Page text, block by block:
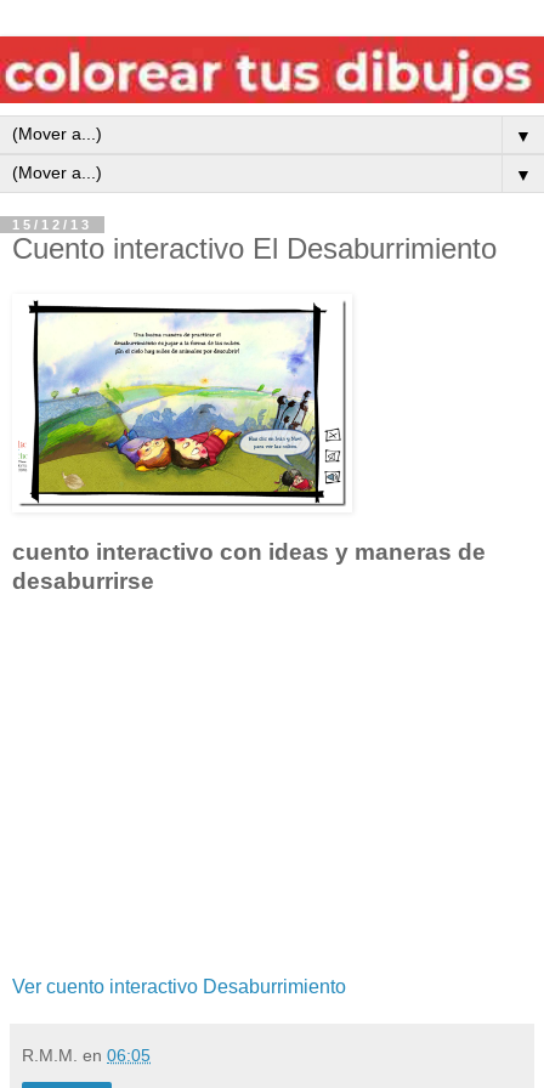
▼
▼
15/12/13
Cuento interactivo El Desaburrimiento
cuento interactivo con ideas y maneras de
desaburrirse
Ver cuento interactivo Desaburrimiento
R.M.M. en 06:05